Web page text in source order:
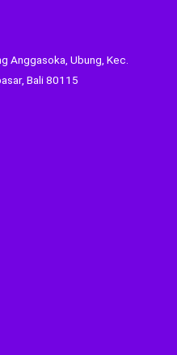
Anggasoka, Ubung, Kec.
Bali 80115